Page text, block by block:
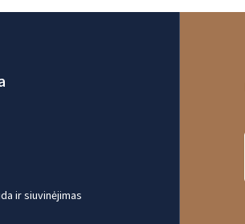
ir siuvinėjimas